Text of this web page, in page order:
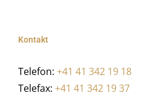
Kontakt
Telefon: +41 41 342 19 18
Telefax: +41 41 342 19 37